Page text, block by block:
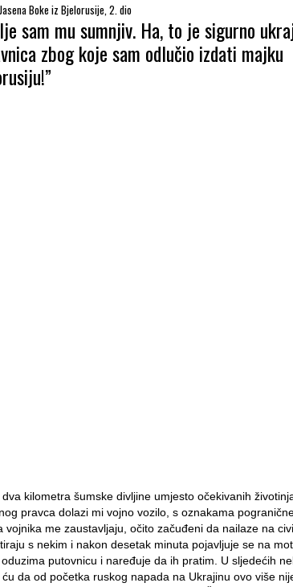
Boke iz Bjelorusije, 2. dio
sam mu sumnjiv. Ha, to je sigurno
zbog koje sam odlučio izdati majku
dva kilometra šumske divljine umjesto očekivanih
pravca dolazi mi vojno vozilo, s oznakama
vojnika me zaustavljaju, očito začuđeni da nailaze na
s nekim i nakon desetak minuta pojavljuje se na
putovnicu i naređuje da ih pratim. U sljedećih
da od početka ruskog napada na Ukrajinu ovo više